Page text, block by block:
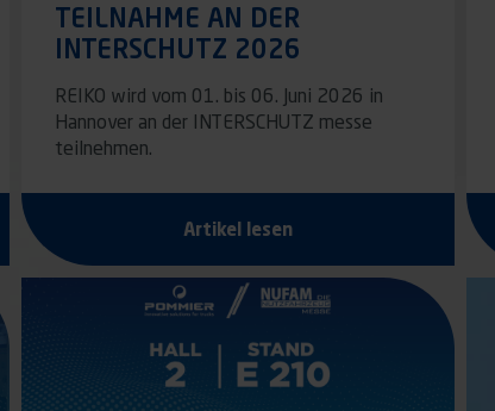
TEILNAHME AN DER
INTERSCHUTZ 2026
REIKO wird vom 01. bis 06. Juni 2026 in
Hannover an der INTERSCHUTZ messe
teilnehmen.
Artikel lesen